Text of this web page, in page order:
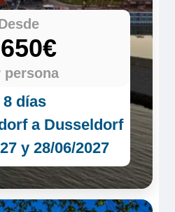
persona
8 días
a Dusseldorf
y 28/06/2027